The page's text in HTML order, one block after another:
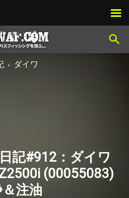
ダイワ
記#912：ダイワ
(00055083)
注油